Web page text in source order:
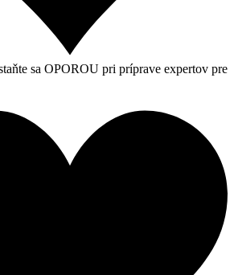
sa OPOROU pri príprave expertov pre